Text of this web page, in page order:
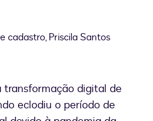
cadastro, Priscila Santos
transformação digital de
eclodiu o período de